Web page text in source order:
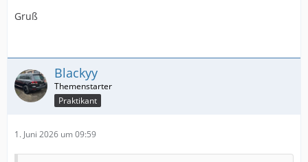
Gruß
Blackyy
Praktikant
1. Juni 2026 um 09:59